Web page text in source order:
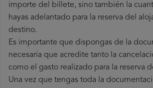
importe del billete, sino también la
hayas adelantado para la reserva del
destino.
Es importante que dispongas de la
necesaria que acredite tanto la
como el gasto realizado para la reserva
Una vez que tengas toda la